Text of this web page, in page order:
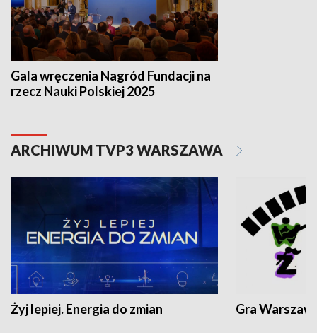
Gala wręczenia Nagród Fundacji na
rzecz Nauki Polskiej 2025
ARCHIWUM TVP3 WARSZAWA
Żyj lepiej. Energia do zmian Gra